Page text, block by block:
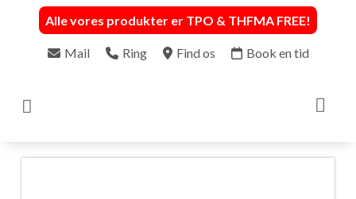
Alle vores produkter er TPO & THFMA FREE!
Mail Ring Find os Book en tid
